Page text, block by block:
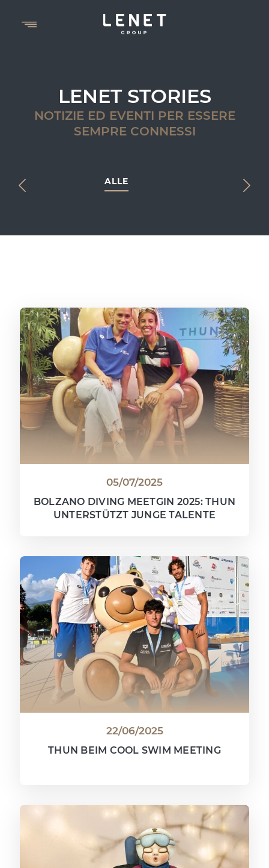
LENET STORIES
NOTIZIE ED EVENTI PER ESSERE
SEMPRE CONNESSI
ALLE
05/07/2025
BOLZANO DIVING MEETGIN 2025: THUN
UNTERSTÜTZT JUNGE TALENTE
22/06/2025
THUN BEIM COOL SWIM MEETING